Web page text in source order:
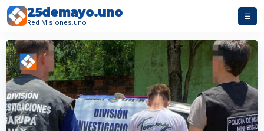
25demayo.uno
Red Misiones.uno
☰